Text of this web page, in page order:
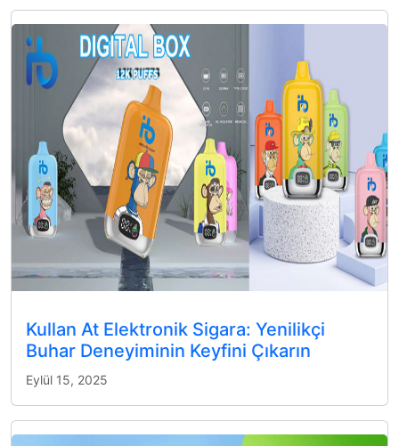
Kullan At Elektronik Sigara: Yenilikçi
Buhar Deneyiminin Keyfini Çıkarın
Eylül 15, 2025